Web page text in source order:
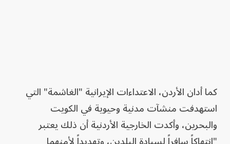
كما أدان الأردن، الاعتداءات الإيرانية "الغاشمة" التي
استهدفت منشآت مدنية وحيوية في الكويت
والبحرين، وأكدت الخارجية الأردنية أن ذلك يعتبر